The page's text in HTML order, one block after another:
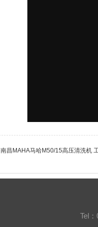
南昌MAHA马哈M50/15高压清洗机
Tel